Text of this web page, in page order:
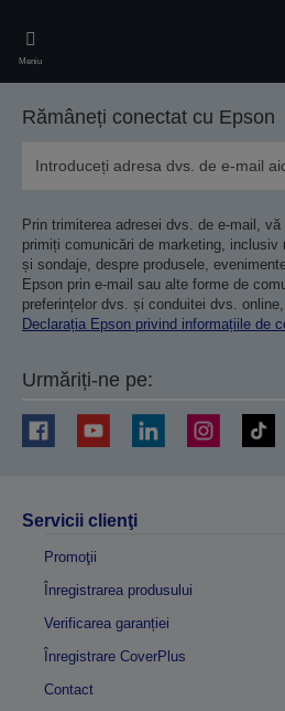
main
content
Meniu
Rămâneți conectat cu Epson
Prin trimiterea adresei dvs. de e-mail,
primiți comunicări de marketing, inclusiv
și sondaje, despre produsele,
Epson prin e-mail sau alte forme de
preferințelor dvs. și conduitei dvs.
Declarația Epson privind informațiile de
Urmăriți-ne pe:
Servicii clienţi
Promoţii
Înregistrarea produsului
Verificarea garanției
Înregistrare CoverPlus
Contact